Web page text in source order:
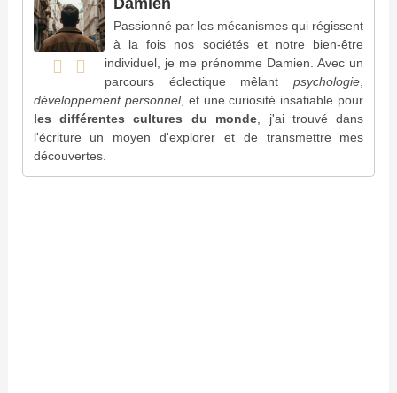
Passionné par les mécanismes qui régissent
à la fois nos sociétés et notre bien-être
individuel, je me prénomme Damien. Avec un
parcours éclectique mêlantpsychologie
développement personnel, et une curiosité insatiable pour
les différentes cultures du monde , j'ai trouvé dans
l'écriture un moyen d'explorer et de transmettre mes
découvertes.